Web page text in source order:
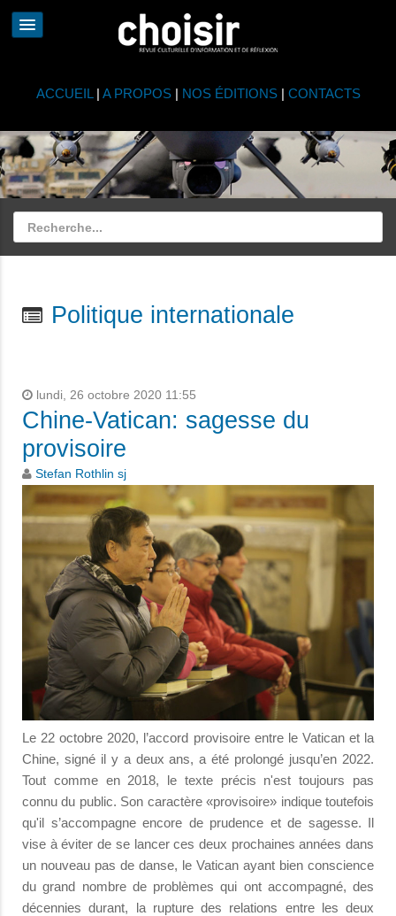
ACCUEIL | A PROPOS| NOS ÉDITIONS| CONTACTS
Politique internationale
lundi, 26 octobre 2020 11:55
Chine-Vatican: sagesse du
provisoire
Stefan Rothlin sj
Le 22 octobre 2020, l’accord provisoire entre le Vatican et la
Chine, signé il y a deux ans, a été prolongé jusqu’en 2022.
Tout comme en 2018, le texte précis n'est toujours pas
connu du public. Son caractère «provisoire» indique toutefois
qu'il s’accompagne encore de prudence et de sagesse. Il
vise à éviter de se lancer ces deux prochaines années dans
un nouveau pas de danse, le Vatican ayant bien conscience
du grand nombre de problèmes qui ont accompagné, des
décennies durant, la rupture des relations entre les deux